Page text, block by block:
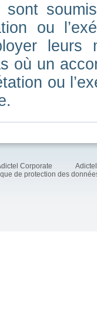
sont
ou
où un
ou
Corporate
de protection des